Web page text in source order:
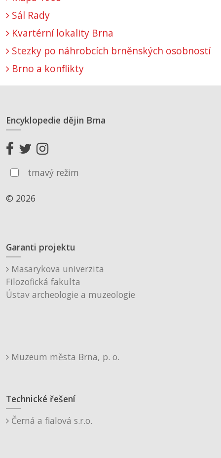
Sál Rady
Kvartérní lokality Brna
Stezky po náhrobcích brněnských osobností
Brno a konflikty
Encyklopedie dějin Brna
tmavý režim
© 2026
Garanti projektu
Masarykova univerzita
Filozofická fakulta
Ústav archeologie a muzeologie
Muzeum města Brna, p. o.
Technické řešení
Černá a fialová s.r.o.